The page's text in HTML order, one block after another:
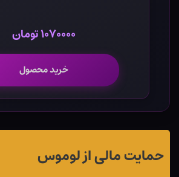
۱۰۷۰۰۰۰ تومان
خرید محصول
حمایت مالی از لوموس